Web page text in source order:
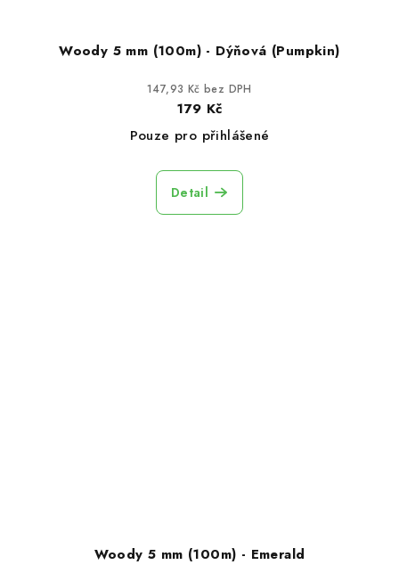
Woody 5 mm (100m) - Dýňová (Pumpkin)
147,93 Kč bez DPH
179 Kč
Pouze pro přihlášené
Detail
Woody 5 mm (100m) - Emerald